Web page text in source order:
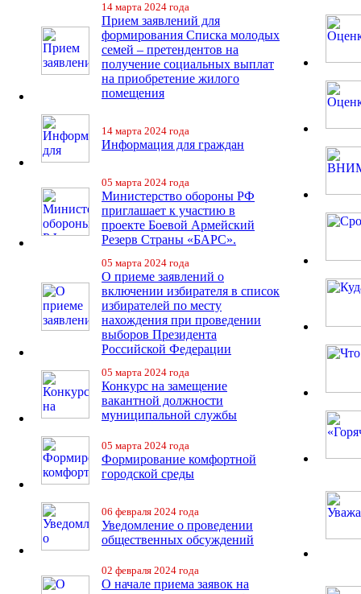
14 марта 2024 года
Прием заявлений для
формирования Списка молодых
семей – претендентов на
получение социальных выплат
на приобретение жилого
помещения
14 марта 2024 года
Информация для граждан
05 марта 2024 года
Министерство обороны РФ
приглашает к участию в
проекте Боевой Армейский
Резерв Страны «БАРС».
05 марта 2024 года
О приеме заявлений о
включении избирателя в список
избирателей по месту
нахождения при проведении
выборов Президента
Российской Федерации
05 марта 2024 года
Конкурс на замещение
вакантной должности
муниципальной службы
05 марта 2024 года
Формирование комфортной
городской среды
06 февраля 2024 года
Уведомление о проведении
общественных обсуждений
02 февраля 2024 года
О начале приема заявок на